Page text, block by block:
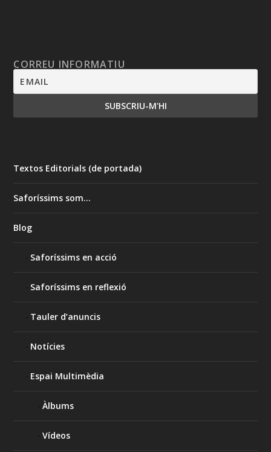
CORREU INFORMATIU
Textos Editorials (de portada)
Saforíssims som…
Blog
Saforíssims en acció
Saforíssims en reflexió
Tauler d’anuncis
Notícies
Espai Multimèdia
Àlbums
Vídeos